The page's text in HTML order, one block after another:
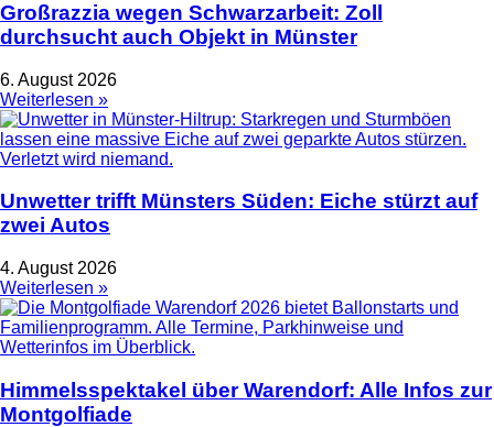
Großrazzia wegen Schwarzarbeit: Zoll
durchsucht auch Objekt in Münster
6. August 2026
Weiterlesen »
Unwetter trifft Münsters Süden: Eiche stürzt auf
zwei Autos
4. August 2026
Weiterlesen »
Himmelsspektakel über Warendorf: Alle Infos zur
Montgolfiade